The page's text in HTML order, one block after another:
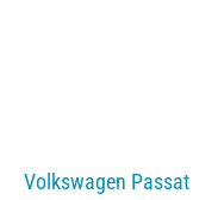
Volkswagen Passat